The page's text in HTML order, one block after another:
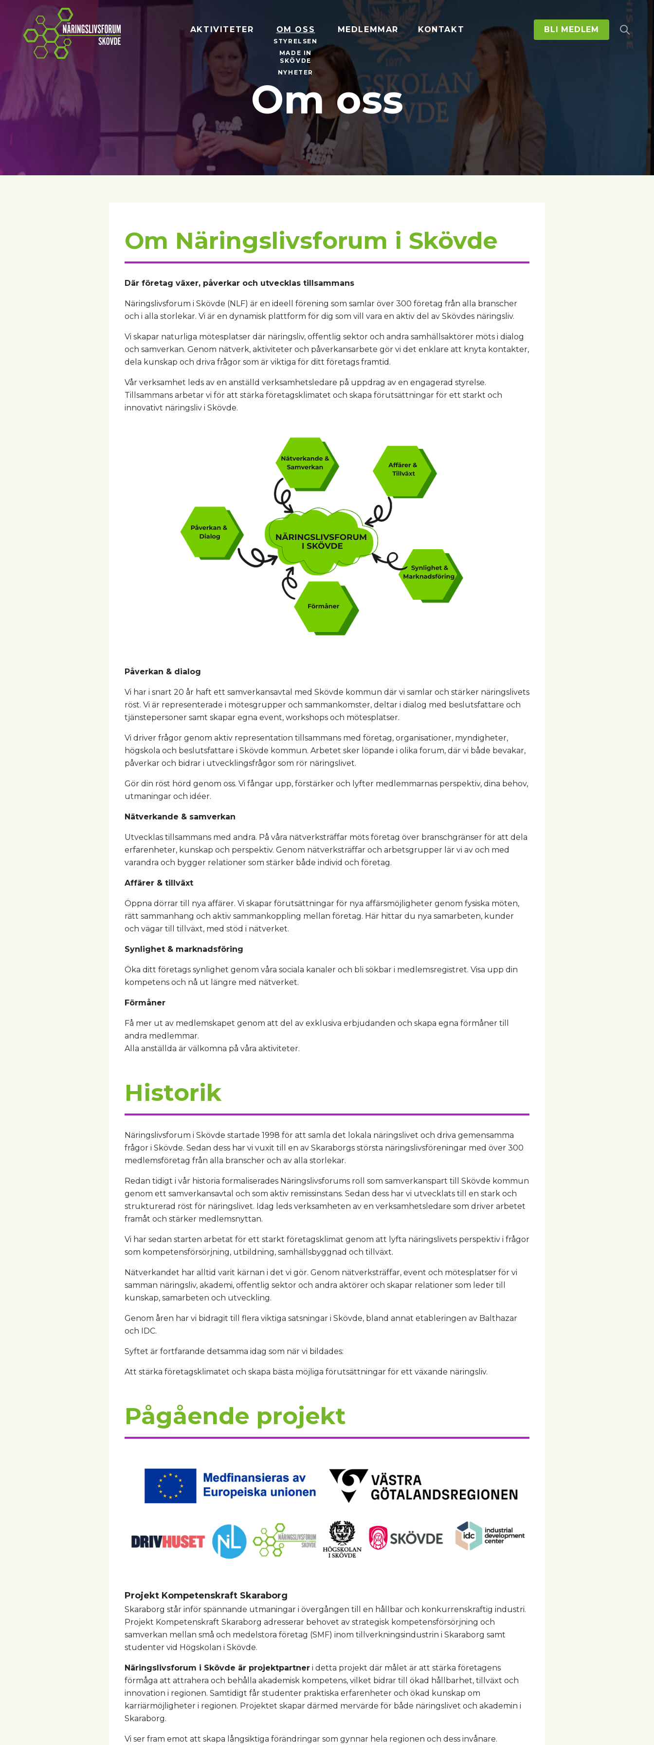
Näringslivsforum Skövde
AKTIVITETER OM OSS
STYRELSEN
MADE IN
SKÖVDE
NYHETER
MEDLEMMAR KONTAKT BLI MEDLEM
Om oss
Om Näringslivsforum i Skövde
Där företag växer, påverkar och utvecklas tillsammans
Näringslivsforum i Skövde (NLF) är en ideell förening som samlar över 300 företag från alla branscher
och i alla storlekar. Vi är en dynamisk plattform för dig som vill vara en aktiv del av Skövdes näringsliv.
Vi skapar naturliga mötesplatser där näringsliv, offentlig sektor och andra samhällsaktörer möts i dialog
och samverkan. Genom nätverk, aktiviteter och påverkansarbete gör vi det enklare att knyta kontakter,
dela kunskap och driva frågor som är viktiga för ditt företags framtid.
Vår verksamhet leds av en anställd verksamhetsledare på uppdrag av en engagerad styrelse.
Tillsammans arbetar vi för att stärka företagsklimatet och skapa förutsättningar för ett starkt och
innovativt näringsliv i Skövde.
Påverkan & dialog
Vi har i snart 20 år haft ett samverkansavtal med Skövde kommun där vi samlar och stärker näringslivets
röst. Vi är representerade i mötesgrupper och sammankomster, deltar i dialog med beslutsfattare och
tjänstepersoner samt skapar egna event, workshops och mötesplatser.
Vi driver frågor genom aktiv representation tillsammans med företag, organisationer, myndigheter,
högskola och beslutsfattare i Skövde kommun. Arbetet sker löpande i olika forum, där vi både bevakar,
påverkar och bidrar i utvecklingsfrågor som rör näringslivet.
Gör din röst hörd genom oss. Vi fångar upp, förstärker och lyfter medlemmarnas perspektiv, dina behov,
utmaningar och idéer.
Nätverkande & samverkan
Utvecklas tillsammans med andra. På våra nätverksträffar möts företag över branschgränser för att dela
erfarenheter, kunskap och perspektiv. Genom nätverksträffar och arbetsgrupper lär vi av och med
varandra och bygger relationer som stärker både individ och företag.
Affärer & tillväxt
Öppna dörrar till nya affärer. Vi skapar förutsättningar för nya affärsmöjligheter genom fysiska möten,
rätt sammanhang och aktiv sammankoppling mellan företag. Här hittar du nya samarbeten, kunder
och vägar till tillväxt, med stöd i nätverket.
Synlighet & marknadsföring
Öka ditt företags synlighet genom våra sociala kanaler och bli sökbar i medlemsregistret. Visa upp din
kompetens och nå ut längre med nätverket.
Förmåner
Få mer ut av medlemskapet genom att del av exklusiva erbjudanden och skapa egna förmåner till
andra medlemmar.
Alla anställda är välkomna på våra aktiviteter.
Historik
Näringslivsforum i Skövde startade 1998 för att samla det lokala näringslivet och driva gemensamma
frågor i Skövde. Sedan dess har vi vuxit till en av Skaraborgs största näringslivsföreningar med över 300
medlemsföretag från alla branscher och av alla storlekar.
Redan tidigt i vår historia formaliserades Näringslivsforums roll som samverkanspart till Skövde kommun
genom ett samverkansavtal och som aktiv remissinstans. Sedan dess har vi utvecklats till en stark och
strukturerad röst för näringslivet. Idag leds verksamheten av en verksamhetsledare som driver arbetet
framåt och stärker medlemsnyttan.
Vi har sedan starten arbetat för ett starkt företagsklimat genom att lyfta näringslivets perspektiv i frågor
som kompetensförsörjning, utbildning, samhällsbyggnad och tillväxt.
Nätverkandet har alltid varit kärnan i det vi gör. Genom nätverksträffar, event och mötesplatser för vi
samman näringsliv, akademi, offentlig sektor och andra aktörer och skapar relationer som leder till
kunskap, samarbeten och utveckling.
Genom åren har vi bidragit till flera viktiga satsningar i Skövde, bland annat etableringen av Balthazar
och IDC.
Syftet är fortfarande detsamma idag som när vi bildades:
Att stärka företagsklimatet och skapa bästa möjliga förutsättningar för ett växande näringsliv.
Pågående projekt
Projekt Kompetenskraft Skaraborg
Skaraborg står inför spännande utmaningar i övergången till en hållbar och konkurrenskraftig industri.
Projekt Kompetenskraft Skaraborg adresserar behovet av strategisk kompetensförsörjning och
samverkan mellan små och medelstora företag (SMF) inom tillverkningsindustrin i Skaraborg samt
studenter vid Högskolan i Skövde.
Näringslivsforum i Skövde är projektpartner i detta projekt där målet är att stärka företagens
förmåga att attrahera och behålla akademisk kompetens, vilket bidrar till ökad hållbarhet, tillväxt och
innovation i regionen. Samtidigt får studenter praktiska erfarenheter och ökad kunskap om
karriärmöjligheter i regionen. Projektet skapar därmed mervärde för både näringslivet och akademin i
Skaraborg.
Vi ser fram emot att skapa långsiktiga förändringar som gynnar hela regionen och dess invånare.